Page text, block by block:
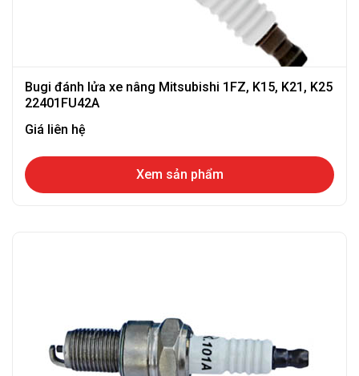
Bugi đánh lửa xe nâng Mitsubishi 1FZ, K15, K21, K25
22401FU42A
Giá liên hệ
Xem sản phẩm